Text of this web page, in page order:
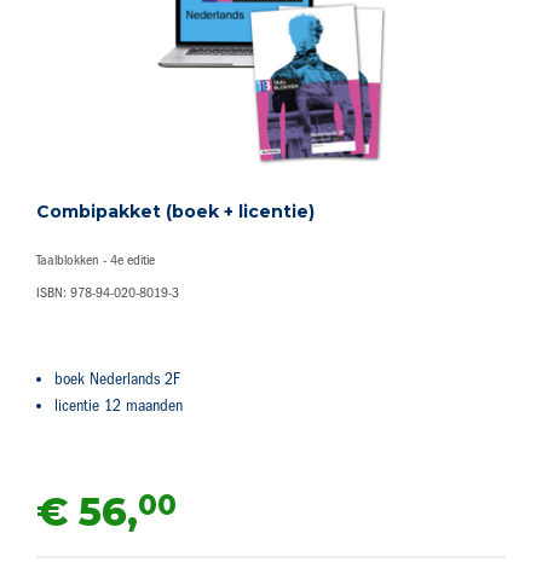
Combipakket (boek + licentie)
Taalblokken - 4e editie
ISBN: 978-94-020-8019-3
boek Nederlands 2F
licentie 12 maanden
€ 56,00